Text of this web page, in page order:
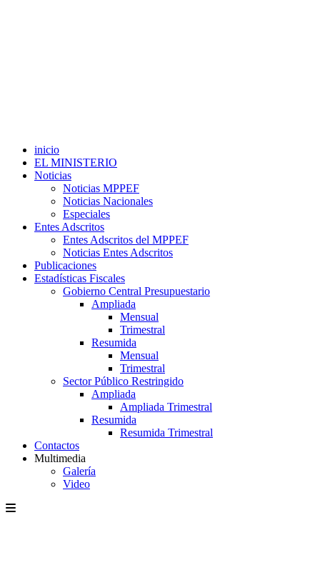
inicio
EL MINISTERIO
Noticias
Noticias MPPEF
Noticias Nacionales
Especiales
Entes Adscritos
Entes Adscritos del MPPEF
Noticias Entes Adscritos
Publicaciones
Estadísticas Fiscales
Gobierno Central Presupuestario
Ampliada
Mensual
Trimestral
Resumida
Mensual
Trimestral
Sector Público Restringido
Ampliada
Ampliada Trimestral
Resumida
Resumida Trimestral
Contactos
Multimedia
Galería
Video